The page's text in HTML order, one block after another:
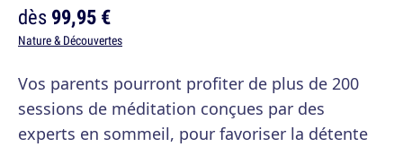
dès99,95 €
Nature & Découvertes
Vos parents pourront profiter de plus de 200
sessions de méditation conçues par des
experts en sommeil, pour favoriser la détente